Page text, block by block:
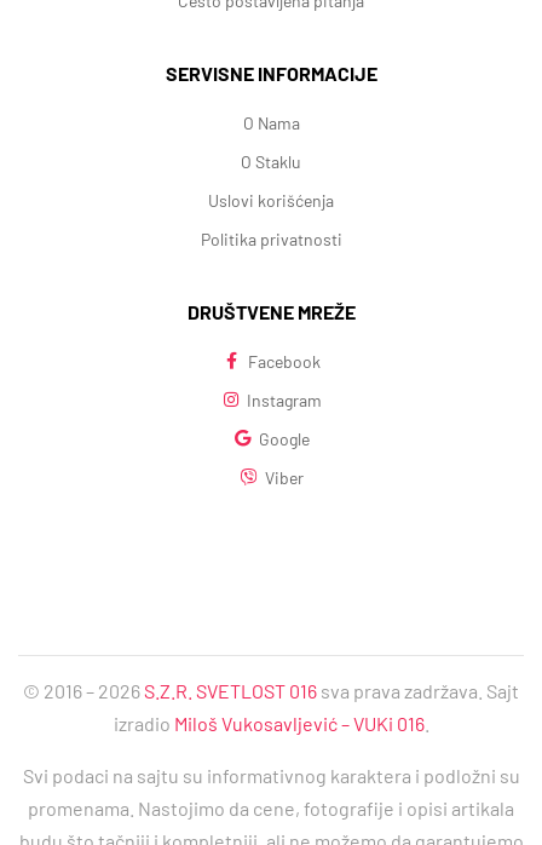
SERVISNE INFORMACIJE
O Nama
O Staklu
Uslovi korišćenja
Politika privatnosti
DRUŠTVENE MREŽE
Facebook
Instagram
Google
Viber
© 2016 – 2026S.Z.R. SVETLOST 016 sva prava zadržava. Sajt
izradio Miloš Vukosavljević – VUKi 016.
Svi podaci na sajtu su informativnog karaktera i podložni su
promenama. Nastojimo da cene, fotografije i opisi artikala
budu što tačniji i kompletniji, ali ne možemo da garantujemo